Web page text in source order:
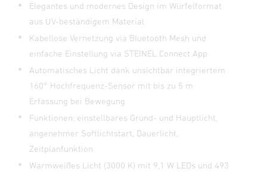
Elegantes und modernes Design im Würfelformat
aus UV-beständigem Material
Kabellose Vernetzung via Bluetooth Mesh und
einfache Einstellung via STEINEL Connect App
Automatisches Licht dank unsichtbar integriertem
160° Hochfrequenz-Sensor mit bis zu 5 m
Erfassung bei Bewegung
Funktionen: einstellbares Grund- und Hauptlicht,
angenehmer Softlichtstart, Dauerlicht,
Zeitplanfunktion
Warmweißes Licht (3000 K) mit 9,1 W LEDs und 493